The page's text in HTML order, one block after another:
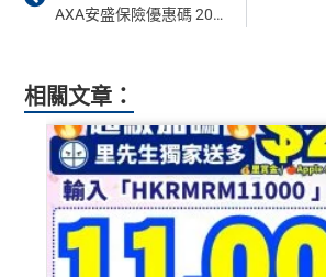
AXA安盛保險優惠碼 2026｜醫療保險、旅遊保險、家居保險 promo code及用啱信用卡交保費回贈優惠
相關文章：